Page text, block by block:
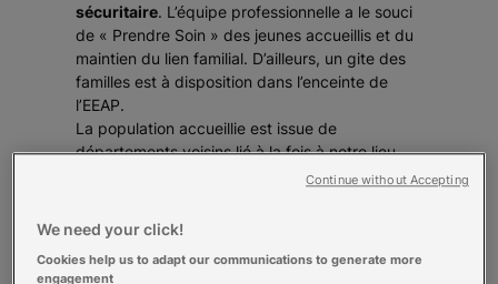
sécuritaire. L’équipe professionnelle a le souci
de « Prendre Soin » des jeunes accueillis et du
maintien du lien familial. D’ailleurs, un gite des
familles est à disposition dans l’enceinte de
l’EEAP.
La population accueillie est issue de
départements voisins lié à la fois à notre lieu
géographique limitrophe et à notre spécificité
d’accompagnement de jeunes enfants et ou
adolescents en situation complexe d’handicap.
Aujourd’hui, l’EEAP a développé sa capacité à
We need your click!
Cookies help us to adapt our communications to generate more
engagement
Continue without Accepting